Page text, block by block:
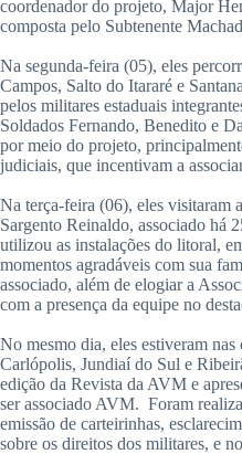
coordenador do projeto, Major
composta pelo Subtenente
Na segunda-feira (05), eles
Campos, Salto do Itararé e
pelos militares estaduais
Soldados Fernando, Benedito e
por meio do projeto,
judiciais, que incentivam a
Na terça-feira (06), eles visitaram
Sargento Reinaldo, associado há
utilizou as instalações do litoral,
momentos agradáveis com sua
associado, além de elogiar a
com a presença da equipe no
No mesmo dia, eles estiveram
Carlópolis, Jundiaí do Sul e
edição da Revista da AVM e
ser associado AVM. Foram
emissão de carteirinhas,
sobre os direitos dos militares, e